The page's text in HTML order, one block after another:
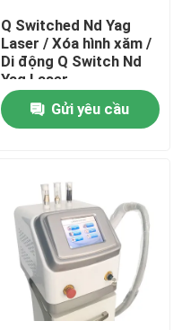
Q Switched Nd Yag
Laser / Xóa hình xăm /
Di động Q Switch Nd
Yag Laser
Gửi yêu cầu